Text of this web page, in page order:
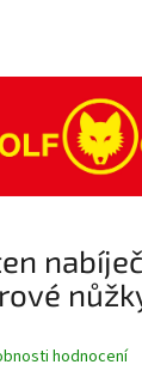
hodnocení